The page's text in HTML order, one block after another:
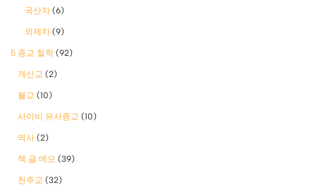
국산차 (6)
외제차 (9)
5 종교 철학 (92)
개신교 (2)
불교 (10)
사이비 유사종교 (10)
역사 (2)
책 글 메모 (39)
천주교 (32)